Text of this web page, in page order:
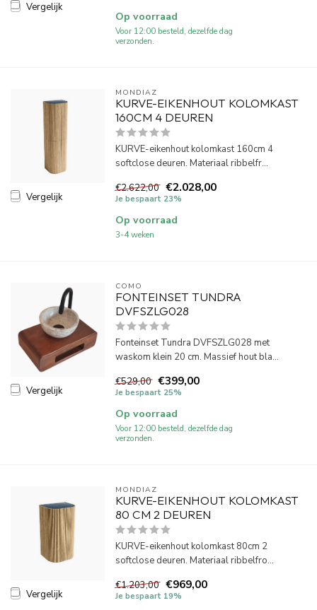
Vergelijk
Op voorraad
Voor 12:00 besteld, dezelfde dag
verzonden.
Vergelijk
MONDIAZ
KURVE-EIKENHOUT KOLOMKAST
160CM 4 DEUREN
KURVE-eikenhout kolomkast 160cm 4
softclose deuren. Materiaal ribbelfr...
€2.622,00 €2.028,00
Je bespaart 23%
Op voorraad
3-4 weken
Vergelijk
COMO
FONTEINSET TUNDRA
DVFSZLG028
Fonteinset Tundra DVFSZLG028 met
waskom klein 20 cm. Massief hout bla...
€529,00 €399,00
Je bespaart 25%
Op voorraad
Voor 12:00 besteld, dezelfde dag
verzonden.
Vergelijk
MONDIAZ
KURVE-EIKENHOUT KOLOMKAST
80 CM 2 DEUREN
KURVE-eikenhout kolomkast 80cm 2
softclose deuren. Materiaal ribbelfro...
€1.203,00 €969,00
Je bespaart 19%